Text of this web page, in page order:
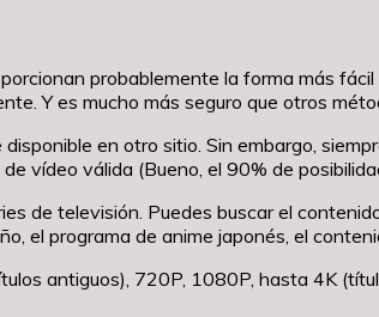
probablemente la forma más
Y es mucho más seguro que otros
en otro sitio. Sin embargo,
vídeo válida (Bueno, el 90% de
de televisión. Puedes buscar el
el programa de anime japonés, el
antiguos), 720P, 1080P, hasta 4K